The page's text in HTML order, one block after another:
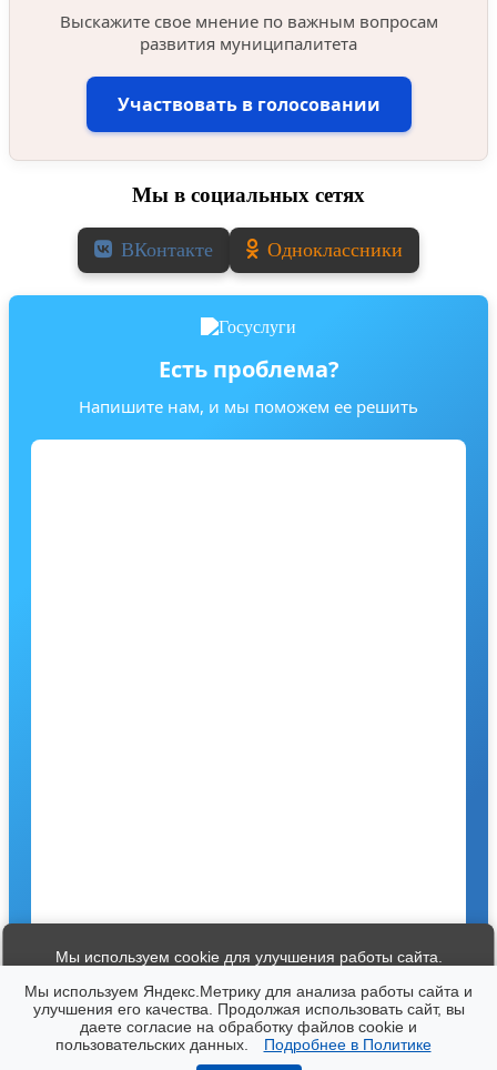
Выскажите свое мнение по важным вопросам
развития муниципалитета
Участвовать в голосовании
Мы в социальных сетях
ВКонтакте Одноклассники
Есть проблема?
Напишите нам, и мы поможем ее решить
© 2026 Музеи города Юрьевец
Мы используем Яндекс.Метрику для анализа работы сайта и
улучшения его качества. Продолжая использовать сайт, вы
даете согласие на обработку файлов cookie и
пользовательских данных.
Подробнее в Политике
Мы используем cookie для улучшения работы сайта.
Политикой конфиденциальности
Принять